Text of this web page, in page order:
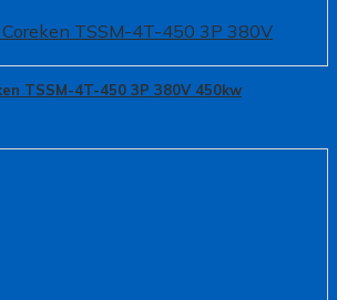
TSSM-4T-450 3P 380V 450kw